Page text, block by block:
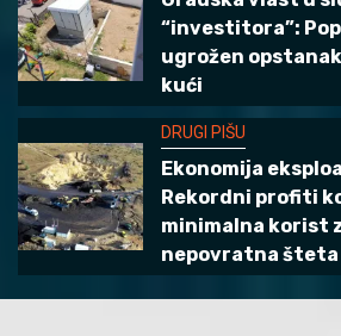
“investitora”:
ugrožen
kući
DRUGI PIŠU
Ekonomija
Rekordni profiti
minimalna korist
nepovratna šteta